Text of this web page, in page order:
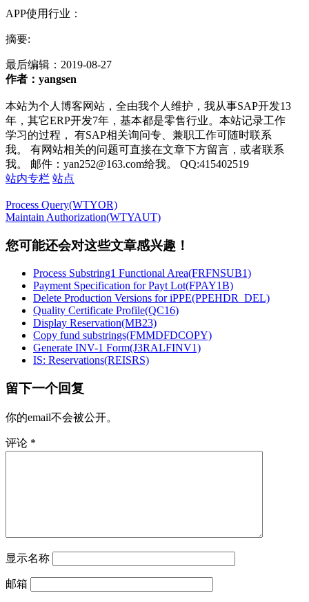
APP使用行业：
摘要:
最后编辑： 2019-08-27
作者：yangsen
本站为个人博客网站，全由我个人维护，我从事SAP开发13
年，其它ERP开发7年，基本都是零售行业。本站记录工作
学习的过程， 有SAP相关询问专、兼职工作可随时联系
我。 有网站相关的问题可直接在文章下方留言，或者联系
我。 邮件：yan252@163.com给我。 QQ:415402519
站内专栏 站点
Process Query(WTYOR)
Maintain Authorization(WTYAUT)
您可能还会对这些文章感兴趣！
Process Substring1 Functional Area(FRFNSUB1)
Payment Specification for Payt Lot(FPAY1B)
Delete Production Versions for iPPE(PPEHDR_DEL)
Quality Certificate Profile(QC16)
Display Reservation(MB23)
Copy fund substrings(FMMDFDCOPY)
Generate INV-1 Form(J3RALFINV1)
IS: Reservations(REISRS)
留下一个回复
你的email不会被公开。
评论 *
显示名称
邮箱